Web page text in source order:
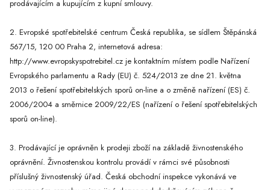
prodávajícím a kupujícím z kupní smlouvy.
2. Evropské spotřebitelské centrum Česká republika, se sídlem Štěpánská
567/15, 120 00 Praha 2, internetová adresa:
http://www.evropskyspotrebitel.cz je kontaktním místem podle Nařízení
Evropského parlamentu a Rady (EU) č. 524/2013 ze dne 21. května
2013 o řešení spotřebitelských sporů on-line a o změně nařízení (ES) č.
2006/2004 a směrnice 2009/22/ES (nařízení o řešení spotřebitelských
sporů on-line).
3. Prodávající je oprávněn k prodeji zboží na základě živnostenského
oprávnění. Živnostenskou kontrolu provádí v rámci své působnosti
příslušný živnostenský úřad. Česká obchodní inspekce vykonává ve